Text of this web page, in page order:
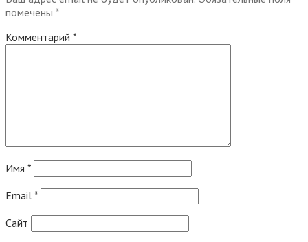
помечены *
Комментарий *
Имя *
Email *
Сайт